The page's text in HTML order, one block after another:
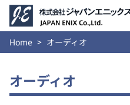
Home オーディオ
オーディオ